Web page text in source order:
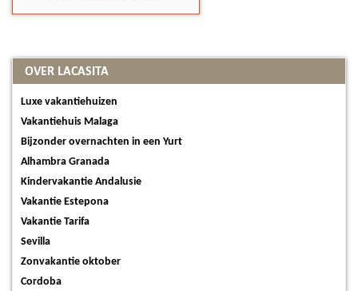
OVER LACASITA
Luxe vakantiehuizen
Vakantiehuis Malaga
Bijzonder overnachten in een Yurt
Alhambra Granada
Kindervakantie Andalusie
Vakantie Estepona
Vakantie Tarifa
Sevilla
Zonvakantie oktober
Cordoba